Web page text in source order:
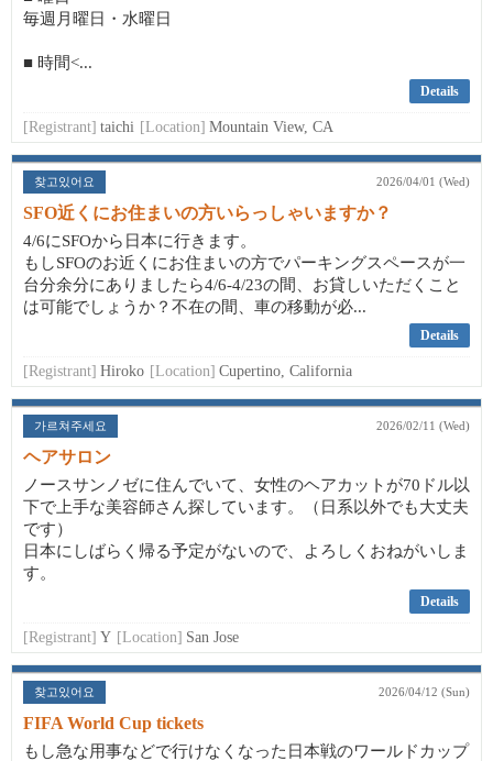
毎週月曜日・水曜日
■ 時間<...
Details
[Registrant] taichi [Location] Mountain View, CA
찾고있어요 2026/04/01 (Wed)
SFO近くにお住まいの方いらっしゃいますか？
4/6にSFOから日本に行きます。
もしSFOのお近くにお住まいの方でパーキングスペースが一
台分余分にありましたら4/6-4/23の間、お貸しいただくこと
は可能でしょうか？不在の間、車の移動が必...
Details
[Registrant] Hiroko [Location] Cupertino, California
가르쳐주세요 2026/02/11 (Wed)
ヘアサロン
ノースサンノゼに住んでいて、女性のヘアカットが70ドル以
下で上手な美容師さん探しています。（日系以外でも大丈夫
です）
日本にしばらく帰る予定がないので、よろしくおねがいしま
す。
Details
[Registrant] Y [Location] San Jose
찾고있어요 2026/04/12 (Sun)
FIFA World Cup tickets
もし急な用事などで行けなくなった日本戦のワールドカップ